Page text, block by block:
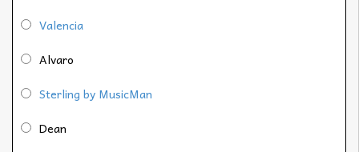
Valencia
Alvaro
Sterling by MusicMan
Dean